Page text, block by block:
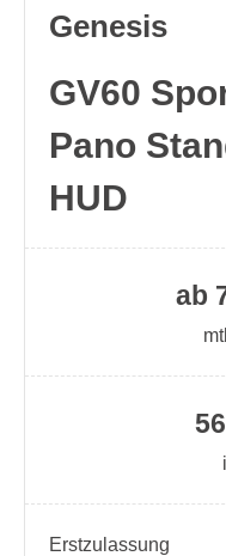
Genesis
GV60
Pano
HUD
ab
Erstzulassung